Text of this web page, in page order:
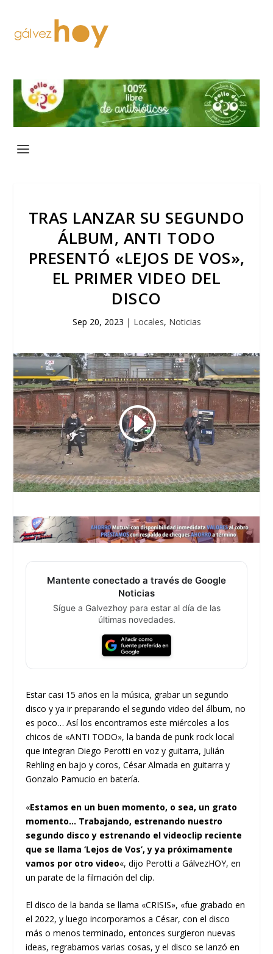
TRAS LANZAR SU SEGUNDO
ÁLBUM, ANTI TODO
PRESENTÓ «LEJOS DE VOS»,
EL PRIMER VIDEO DEL
DISCO
Sep 20, 2023 | Locales, Noticias
Mantente conectado a través de Google
Noticias
Sígue a Galvezhoy para estar al día de las
últimas novedades.
Estar casi 15 años en la música, grabar un segundo
disco y ya ir preparando el segundo video del álbum, no
es poco… Así los encontramos este miércoles a los
chicos de «ANTI TODO», la banda de punk rock local
que integran Diego Perotti en voz y guitarra, Julián
Rehling en bajo y coros, César Almada en guitarra y
Gonzalo Pamucio en batería.
«Estamos en un buen momento, o sea, un grato
momento… Trabajando, estrenando nuestro
segundo disco y estrenando el videoclip reciente
que se llama ‘Lejos de Vos’, y ya próximamente
vamos por otro video«, dijo Perotti a GálvezHOY, en
un parate de la filmación del clip.
El disco de la banda se llama «CRISIS», «fue grabado en
el 2022, y luego incorporamos a César, con el disco
más o menos terminado, entonces surgieron nuevas
ideas, regrabamos varias cosas, y el disco se lanzó en